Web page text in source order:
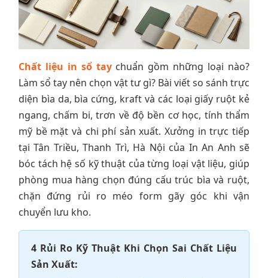
Chất liệu in sổ taychuẩn gồm những loại nào?
Làm sổ tay nên chọn vật tư gì? Bài viết so sánh trực
diện bìa da, bìa cứng, kraft và các loại giấy ruột kẻ
ngang, chấm bi, trơn về độ bền cơ học, tính thẩm
mỹ bề mặt và chi phí sản xuất. Xưởng in trực tiếp
tại Tân Triều, Thanh Trì, Hà Nội của In An Anh sẽ
bóc tách hệ số kỹ thuật của từng loại vật liệu, giúp
phòng mua hàng chọn đúng cấu trúc bìa và ruột,
chặn đứng rủi ro méo form gãy góc khi vận
chuyển lưu kho.
4 Rủi Ro Kỹ Thuật Khi Chọn Sai Chất Liệu
Sản Xuất: